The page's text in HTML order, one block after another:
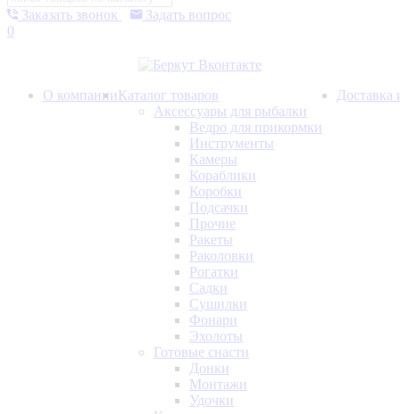
Заказать звонок
Задать вопрос
0
О компанииКаталог товаров
Аксессуары для рыбалки
Ведро для прикормки
Инструменты
Камеры
Кораблики
Коробки
Подсачки
Прочие
Ракеты
Раколовки
Рогатки
Садки
Сушилки
Фонари
Эхолоты
Готовые снасти
Донки
Монтажи
Удочки
Доставка